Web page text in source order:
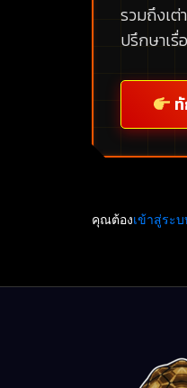
รวมถึงเต่
ปรึกษาเรื่
คุณต้องเข้าสู่ระบ